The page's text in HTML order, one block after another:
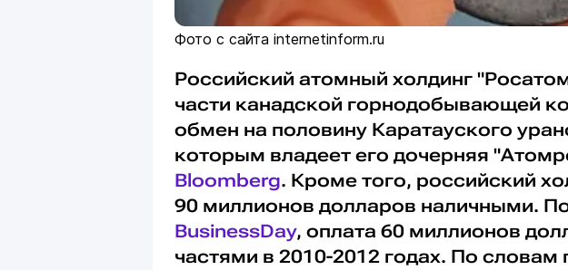
Фото с сайта internetinform.ru
Российский атомный холдинг
части канадской горнодобывающей
обмен на половину Каратауского
которым владеет его дочерняя
Bloomberg. Кроме того, российский
90 миллионов долларов наличными.
BusinessDay, оплата 60 миллионов
частями в 2010-2012 годах. По словам